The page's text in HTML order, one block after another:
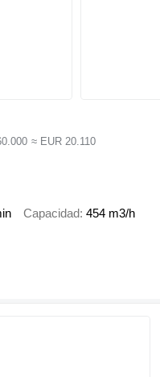
≈ EUR 20.110
Capacidad 454 m3/h